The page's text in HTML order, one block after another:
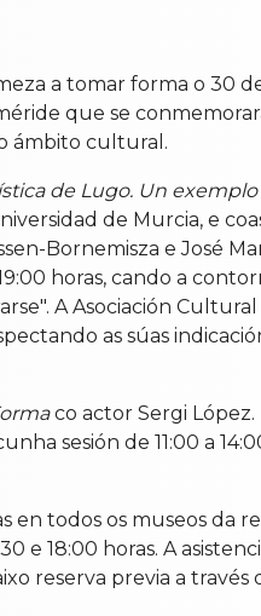
a tomar forma o 30
que se
ámbito cultural.
de Lugo. Un
de Murcia, e
Bornemisza e José
horas, cando a
A Asociación
as súas
co actor Sergi López.
sesión de 11:00 a
todos os museos da
e 18:00 horas. A
reserva previa a